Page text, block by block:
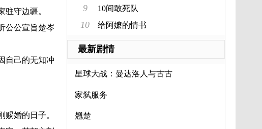
守边疆。
公公宣旨楚岑
自己的无知冲
婚的日子。
9 10间敢死队
10 给阿嬷的情书
最新剧情
星球大战：曼达洛人与古古
家弑服务
翘楚